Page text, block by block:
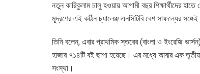
নতুন কারিকুলাম চালু হওয়ায় আগামী বছর শিক্ষার্থীদের
মূদ্রণের এই কঠিন চ্যালেঞ্জ এনসিটিবি বেশ সাফল্যের
তিনি বলেন, এবার প্রাথমিক স্তরের (বাংলা ও ইংরেজি
হাজার ৭১৪টি বই ছাপা হয়েছে। এর মধ্যে আবার এক
সংস্থা।